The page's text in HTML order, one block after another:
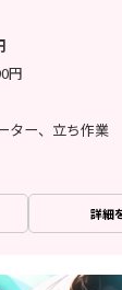
円
ター、立ち作業
詳細